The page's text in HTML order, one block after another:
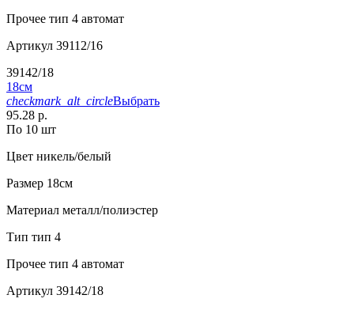
Прочее тип 4 автомат
Артикул 39112/16
39142/18
18см
checkmark_alt_circleВыбрать
95.28 р.
По 10 шт
Цвет никель/белый
Размер 18см
Материал металл/полиэстер
Тип тип 4
Прочее тип 4 автомат
Артикул 39142/18